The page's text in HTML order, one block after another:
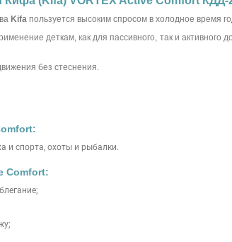
Kifa пользуется высоким спросом в холодное время
деткам, как для пассивного, так и
без стеснения.
и спорта, охоты и рыбалки.
Comfort: